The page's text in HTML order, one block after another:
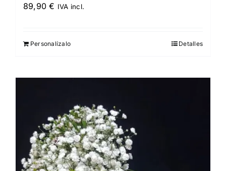
89,90€ IVA incl.
Personalízalo Detalles